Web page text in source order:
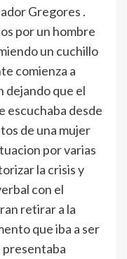
Gregores .
por un hombre
un cuchillo
comienza a
dejando que el
escuchaba desde
de una mujer
por varias
la crisis y
con el
retirar a la
que iba a ser
presentaba